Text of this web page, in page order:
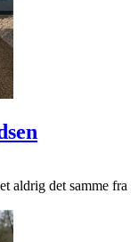
aldrig det samme fra